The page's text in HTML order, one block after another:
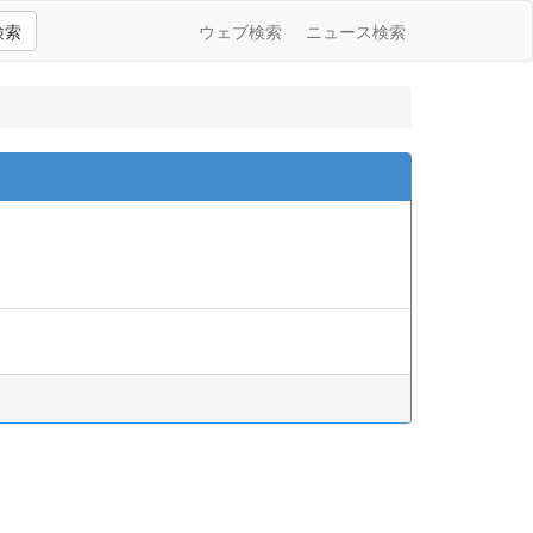
索 ウェブ検索 ニュース検索